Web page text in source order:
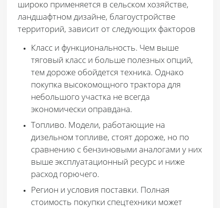
широко применяется в сельском хозяйстве,
ландшафтном дизайне, благоустройстве
территорий, зависит от следующих факторов
Класс и функциональность. Чем выше
тяговый класс и больше полезных опций,
тем дороже обойдется техника. Однако
покупка высокомощного трактора для
небольшого участка не всегда
экономически оправдана.
Топливо. Модели, работающие на
дизельном топливе, стоят дороже, но по
сравнению с бензиновыми аналогами у них
выше эксплуатационный ресурс и ниже
расход горючего.
Регион и условия поставки. Полная
стоимость покупки спецтехники может